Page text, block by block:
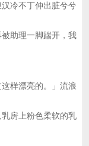
不丁伸出脏兮兮
助理一脚踹开，我
样漂亮的。」流浪
房上粉色柔软的乳